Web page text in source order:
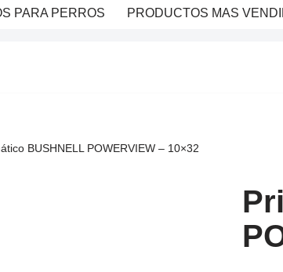
PARA PERROS
PRODUCTOS MAS
BUSHNELL POWERVIEW – 10×32